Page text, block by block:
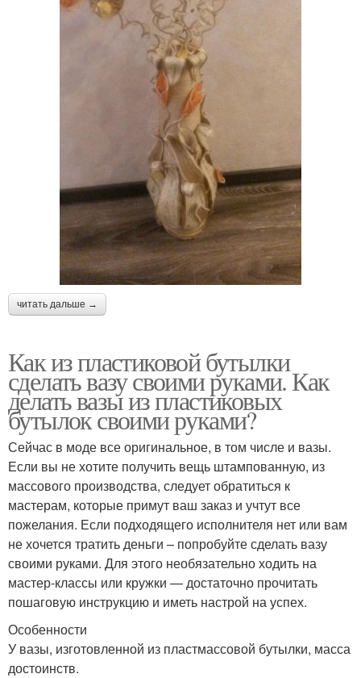
читать дальше →
Как из пластиковой бутылки
сделать вазу своими руками. Как
делать вазы из пластиковых
бутылок своими руками?
Сейчас в моде все оригинальное, в том числе и вазы.
Если вы не хотите получить вещь штампованную, из
массового производства, следует обратиться к
мастерам, которые примут ваш заказ и учтут все
пожелания. Если подходящего исполнителя нет или вам
не хочется тратить деньги – попробуйте сделать вазу
своими руками. Для этого необязательно ходить на
мастер-классы или кружки — достаточно прочитать
пошаговую инструкцию и иметь настрой на успех.
Особенности
У вазы, изготовленной из пластмассовой бутылки, масса
достоинств.